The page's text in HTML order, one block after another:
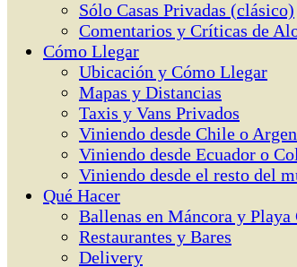
Sólo Casas Privadas (clásico)
Comentarios y Críticas de
Cómo Llegar
Ubicación y Cómo Llegar
Mapas y Distancias
Taxis y Vans Privados
Viniendo desde Chile o
Viniendo desde Ecuador o
Viniendo desde el resto del
Qué Hacer
Ballenas en Máncora y Playa
Restaurantes y Bares
Delivery